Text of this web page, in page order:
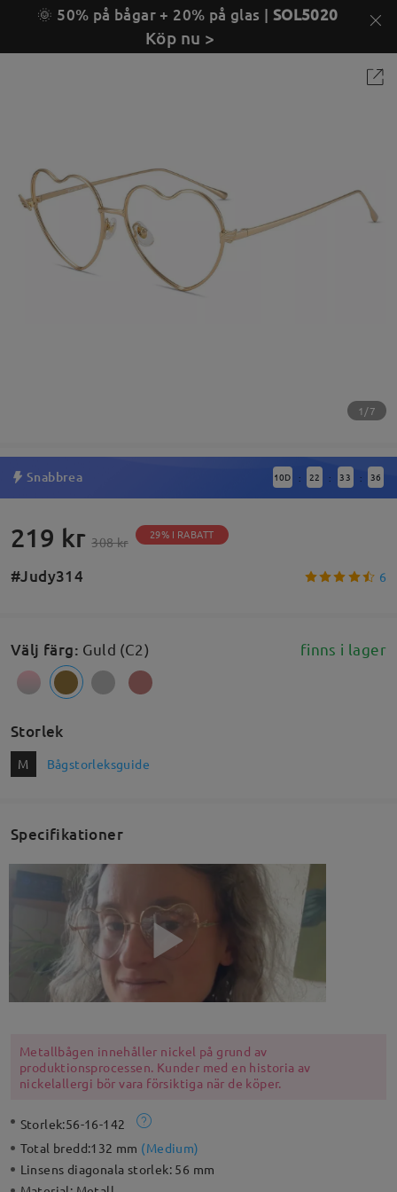
🌞 50% på bågar + 20% på glas | SOL5020
Köp nu >
1/7
Snabbrea 10D : 22 : 33 : 35
219 kr 308 kr 29% I RABATT
#Judy314 6
Välj färg: Guld (C2) finns i lager
Storlek
M Bågstorleksguide
Specifikationer
Metallbågen innehåller nickel på grund av
produktionsprocessen. Kunder med en historia av
nickelallergi bör vara försiktiga när de köper.
Storlek:56-16-142
Total bredd:132 mm (Medium)
Linsens diagonala storlek: 56 mm